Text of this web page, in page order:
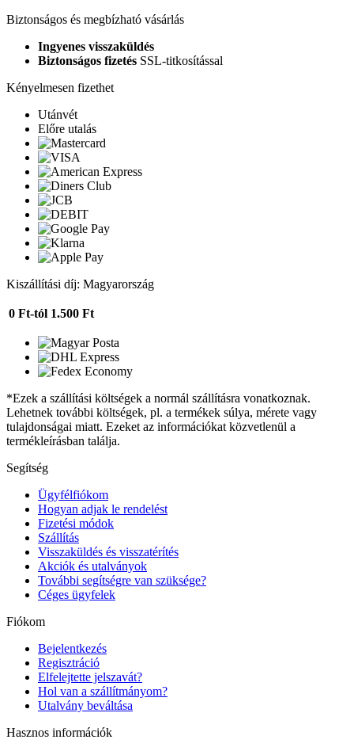
Biztonságos és megbízható vásárlás
Ingyenes visszaküldés
Biztonságos fizetés SSL-titkosítással
Kényelmesen fizethet
Utánvét
Előre utalás
Kiszállítási díj: Magyarország
0 Ft-tól 1.500 Ft
*Ezek a szállítási költségek a normál szállításra vonatkoznak.
Lehetnek további költségek, pl. a termékek súlya, mérete vagy
tulajdonságai miatt. Ezeket az információkat közvetlenül a
termékleírásban találja.
Segítség
Ügyfélfiókom
Hogyan adjak le rendelést
Fizetési módok
Szállítás
Visszaküldés és visszatérítés
Akciók és utalványok
További segítségre van szüksége?
Céges ügyfelek
Fiókom
Bejelentkezés
Regisztráció
Elfelejtette jelszavát?
Hol van a szállítmányom?
Utalvány beváltása
Hasznos információk